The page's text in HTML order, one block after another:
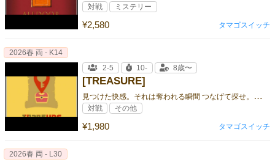
¥2,580
対戦 ミステリー
タマゴスイッチ
[TREASURE]
見
つけた快感。それは奪われる瞬間 つなげて探せ。お宝争奪バトル！
¥1,980
2026春 両 - K14
2-5
10- 8歳〜
対戦 その他
タマゴスイッチ
2026春 両 - L30